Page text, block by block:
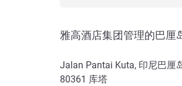
雅高酒店集团管理的巴厘
Jalan Pantai Kuta, 印尼巴厘
80361 库塔